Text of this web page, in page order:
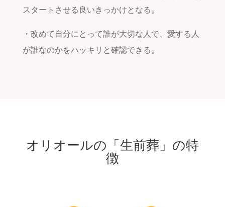
スタートさせる良いきっかけとなる。
・改めて自分にとって誰が大切な人で、愛する人
が誰なのかをハッキリと確認できる。
オリオールの「生前葬」の特
徴